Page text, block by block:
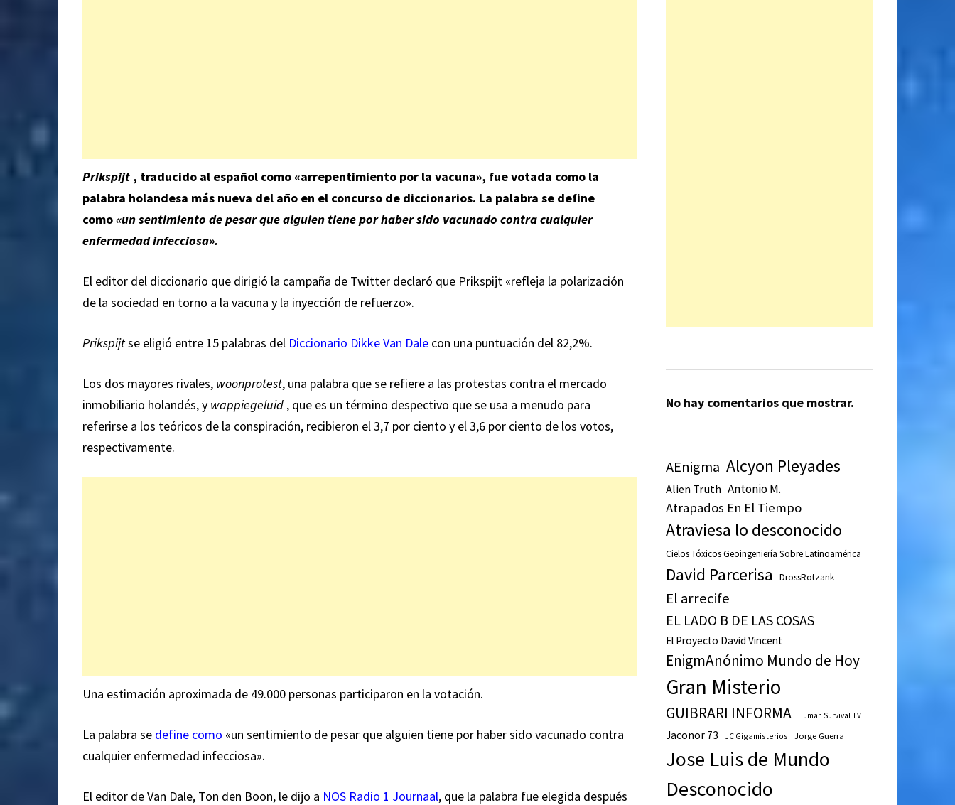
Prikspijt, traducido al español como «arrepentimiento por la vacuna», fue votada como la
palabra holandesa más nueva del año en el concurso de diccionarios. La palabra se define
como«un sentimiento de pesar que alguien tiene por haber sido vacunado contra cualquier
enfermedad infecciosa».
El editor del diccionario que dirigió la campaña de Twitter declaró que Prikspijt «refleja la polarización
de la sociedad en torno a la vacuna y la inyección de refuerzo».
Prikspijtse eligió entre 15 palabras del Diccionario Dikke Van Dalecon una puntuación del 82,2%.
Los dos mayores rivales, woonprotest, una palabra que se refiere a las protestas contra el mercado
inmobiliario holandés, y wappiegeluid, que es un término despectivo que se usa a menudo para
referirse a los teóricos de la conspiración, recibieron el 3,7 por ciento y el 3,6 por ciento de los votos,
respectivamente.
Una estimación aproximada de 49.000 personas participaron en la votación.
La palabra se define como «un sentimiento de pesar que alguien tiene por haber sido vacunado contra
cualquier enfermedad infecciosa».
El editor de Van Dale, Ton den Boon, le dijo a NOS Radio 1 Journaal, que la palabra fue elegida después
No hay comentarios que mostrar.
AEnigma Alcyon Pleyades
Alien Truth Antonio M.
Atrapados En El Tiempo
Atraviesa lo desconocido
Cielos Tóxicos Geoingeniería Sobre Latinoamérica
David Parcerisa DrossRotzank
El arrecife
EL LADO B DE LAS COSAS
El Proyecto David Vincent
EnigmAnónimo Mundo de Hoy
Gran Misterio
GUIBRARI INFORMA Human Survival TV
Jaconor 73 JC Gigamisterios Jorge Guerra
Jose Luis de Mundo
Desconocido